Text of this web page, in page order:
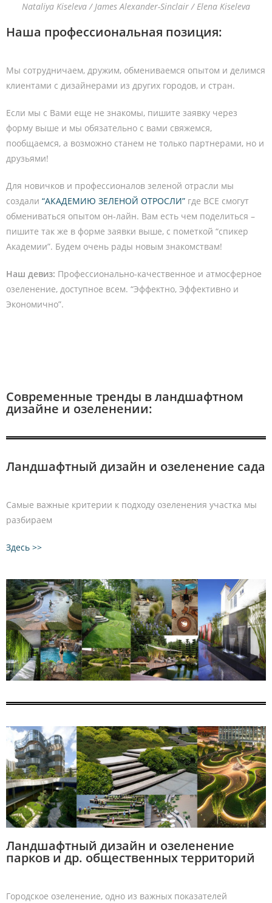
Nataliya Kiseleva / James Alexander-Sinclair / Elena Kiseleva
Наша профессиональная позиция:
Мы сотрудничаем, дружим, обмениваемся опытом и делимся
клиентами с дизайнерами из других городов, и стран.
Если мы с Вами еще не знакомы, пишите заявку через
форму выше и мы обязательно с вами свяжемся,
пообщаемся, а возможно станем не только партнерами, но и
друзьями!
Для новичков и профессионалов зеленой отрасли мы
создали “АКАДЕМИЮ ЗЕЛЕНОЙ ОТРОСЛИ” где ВСЕ смогут
обмениваться опытом он-лайн. Вам есть чем поделиться –
пишите так же в форме заявки выше, с пометкой “спикер
Академии”. Будем очень рады новым знакомствам!
Наш девиз: Профессионально-качественное и атмосферное
озеленение, доступное всем. “Эффектно, Эффективно и
Экономично”.
Современные тренды в ландшафтном
дизайне и озеленении:
Ландшафтный дизайн и озеленение сада
Самые важные критерии к подходу озеленения участка мы
разбираем
Здесь >>
Ландшафтный дизайн и озеленение
парков и др. общественных территорий
Городское озеленение, одно из важных показателей